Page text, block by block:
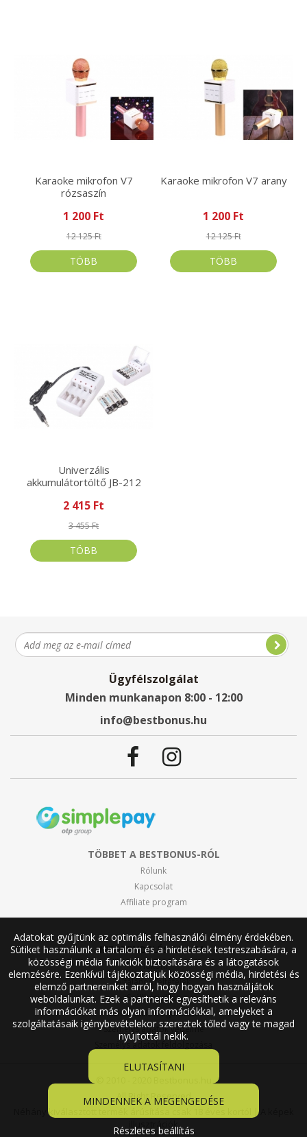
Adatokat gyűjtünk az optimális felhasználói élmény érdekében.
Sütiket használunk a tartalom és a hirdetések testreszabására, a
közösségi média funkciók biztosítására és a látogatások
elemzésére. Ezenkívül tájékoztatjuk közösségi média, hirdetési és
elemző partnereinket arról, hogy hogyan használjátok
weboldalunkat. Ezek a partnerek egyesíthetik a releváns
információkat más olyan információkkal, amelyeket a
szolgáltatásaik igénybevételekor szereztek tőled vagy te magad
nyújtottál nekik.
ELUTASÍTANI
MINDENNEK A MEGENGEDÉSE
Részletes beállítás
Karaoke mikrofon V7
rózsaszín
1 200 Ft
12 125 Ft
TÖBB
Karaoke mikrofon V7 arany
1 200 Ft
12 125 Ft
TÖBB
Univerzális
akkumulátortöltő JB-212
2 415 Ft
3 455 Ft
TÖBB
Ügyfélszolgálat
Minden munkanapon 8:00 - 12:00
info@bestbonus.hu
TÖBBET A BESTBONUS-RÓL
Rólunk
Kapcsolat
Affiliate program
MEGRENDELÉS ADATAI
Fiókom
Általános feltételek
Szállítási díjak
Reklamáció és garancia
Személys adatok védelme
Személys adatok feldolgozása
All Right Reserved
Néhány kiválasztott termék árúsítása csak 18 éves kortól | A képek
illusztrációk